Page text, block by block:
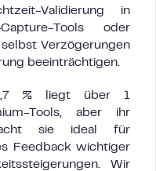
Validierung in
Tools oder
Verzögerungen
beeinträchtigen.
% liegt über 1
Tools, aber ihr
sie ideal für
Feedback wichtiger
Wir